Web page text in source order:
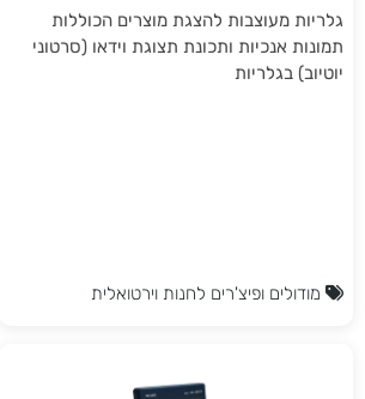
גלריות מעוצבות להצגת מוצרים הכוללות
תמונות אנכיות ותכונת תצוגת וידאו (סרטוני
יוטיוב) בגלריות
מודולים ופיצ'רים לחנות וירטואלית